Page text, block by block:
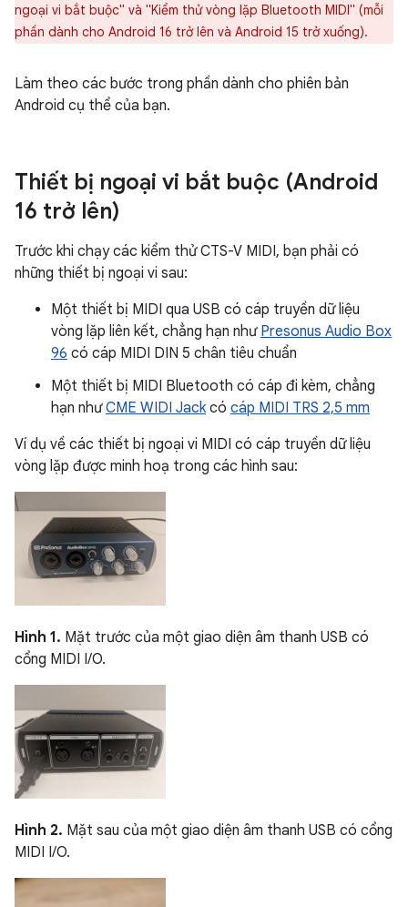
ngoại vi bắt buộc" và "Kiểm thử vòng lặp Bluetooth MIDI" (mỗi
phần dành cho Android 16 trở lên và Android 15 trở xuống).
Làm theo các bước trong phần dành cho phiên bản
Android cụ thể của bạn.
Thiết bị ngoại vi bắt buộc (Android
16 trở lên)
Trước khi chạy các kiểm thử CTS-V MIDI, bạn phải có
những thiết bị ngoại vi sau:
Một thiết bị MIDI qua USB có cáp truyền dữ liệu
vòng lặp liên kết, chẳng hạn như Presonus Audio Box
96 có cáp MIDI DIN 5 chân tiêu chuẩn
Một thiết bị MIDI Bluetooth có cáp đi kèm, chẳng
hạn nhưCME WIDI Jackcó cáp MIDI TRS 2,5 mm
Ví dụ về các thiết bị ngoại vi MIDI có cáp truyền dữ liệu
vòng lặp được minh hoạ trong các hình sau:
Hình 1. Mặt trước của một giao diện âm thanh USB có
cổng MIDI I/O.
Hình 2. Mặt sau của một giao diện âm thanh USB có cổng
MIDI I/O.